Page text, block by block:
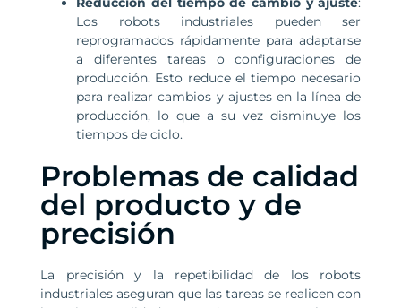
Los robots industriales pueden ser
reprogramados rápidamente para adaptarse
a diferentes tareas o configuraciones de
producción. Esto reduce el tiempo necesario
para realizar cambios y ajustes en la línea de
producción, lo que a su vez disminuye los
tiempos de ciclo.
Problemas de calidad
del producto y de
precisión
La precisión y la repetibilidad de los robots
industriales aseguran que las tareas se realicen con